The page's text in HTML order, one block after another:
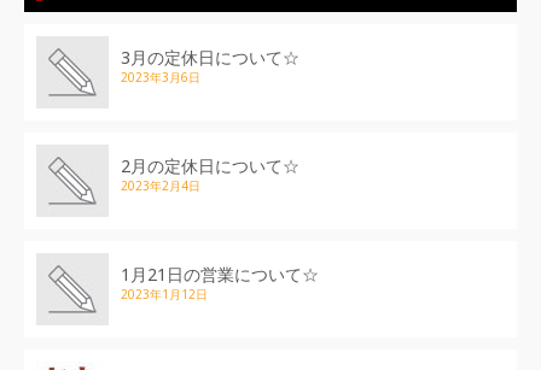
3月の定休日について☆
2023年3月6日
2月の定休日について☆
2023年2月4日
1月21日の営業について☆
2023年1月12日